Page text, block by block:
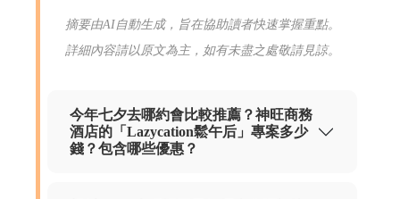
摘要由AI自動生成，旨在協助讀者快速掌握重點。
詳細內容請以原文為主，如有未盡之處敬請見諒。
今年七夕去哪約會比較推薦？神旺商務
酒店的「Lazycation鬆午后」專案多少
錢？包含哪些優惠？